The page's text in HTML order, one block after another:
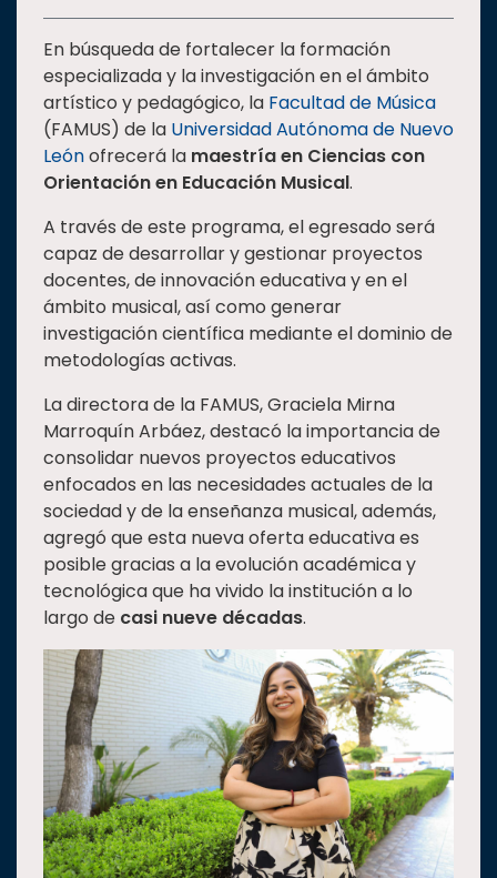
TEMAS
Oferta
educativa
Estudiantes
Investigación
Internacionalización
Responsabilidad
social
Historia
Universiada
Nacional
En búsqueda de fortalecer la formación
especializada y la investigación en el ámbito
artístico y pedagógico, la Facultad de Música
(FAMUS) de la Universidad Autónoma de Nuevo
Leónofrecerá la maestría en Ciencias con
Orientación en Educación Musical.
A través de este programa, el egresado será
capaz de desarrollar y gestionar proyectos
docentes, de innovación educativa y en el
ámbito musical, así como generar
investigación científica mediante el dominio de
metodologías activas.
La directora de la FAMUS, Graciela Mirna
Marroquín Arbáez, destacó la importancia de
consolidar nuevos proyectos educativos
enfocados en las necesidades actuales de la
sociedad y de la enseñanza musical, además,
agregó que esta nueva oferta educativa es
posible gracias a la evolución académica y
tecnológica que ha vivido la institución a lo
largo de casi nueve décadas.